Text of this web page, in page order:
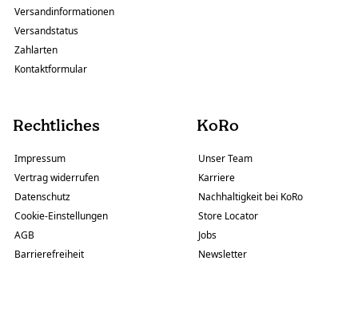
Versandinformationen
Versandstatus
Zahlarten
Kontaktformular
Rechtliches
Impressum
Vertrag widerrufen
Datenschutz
Cookie-Einstellungen
AGB
Barrierefreiheit
KoRo
Unser Team
Karriere
Nachhaltigkeit bei KoRo
Store Locator
Jobs
Newsletter